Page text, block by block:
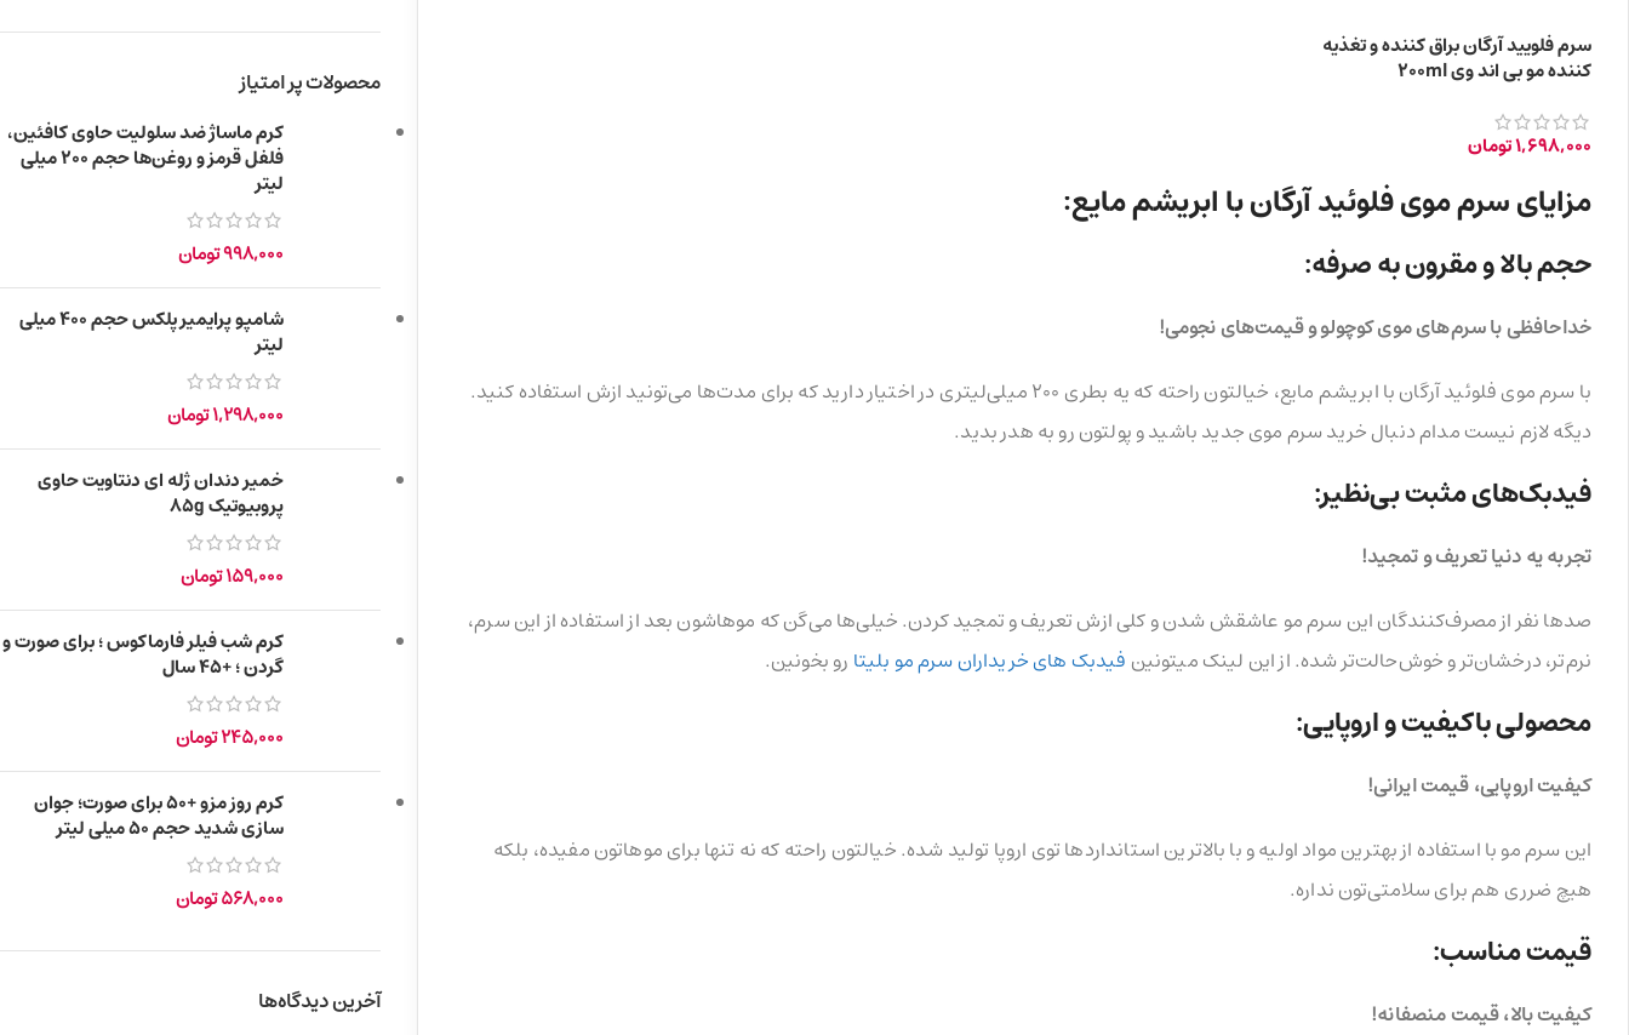
سرم فلویید آرگان براق کننده و تغذیه
کننده مو بی اند وی 200ml
1,698,000تومان
مزایای سرم موی فلوئید آرگان با ابریشم مایع:
حجم بالا و مقرون به صرفه:
خداحافظی با سرم‌های موی کوچولو و قیمت‌های نجومی!
با سرم موی فلوئید آرگان با ابریشم مایع، خیالتون راحته که یه بطری 200 میلی‌لیتری در اختیار دارید که برای مدت‌ها می‌تونید ازش استفاده کنید.
دیگه لازم نیست مدام دنبال خرید سرم موی جدید باشید و پولتون رو به هدر بدید.
فیدبک‌های مثبت بی‌نظیر:
تجربه یه دنیا تعریف و تمجید!
صدها نفر از مصرف‌کنندگان این سرم مو عاشقش شدن و کلی ازش تعریف و تمجید کردن. خیلی‌ها می‌گن که موهاشون بعد از استفاده از این سرم،
نرم‌تر، درخشان‌تر و خوش‌حالت‌تر شده. از این لینک میتونین فیدبک های خریداران سرم مو بلیتا رو بخونین.
محصولی باکیفیت و اروپایی:
کیفیت اروپایی، قیمت ایرانی!
این سرم مو با استفاده از بهترین مواد اولیه و با بالاترین استانداردها توی اروپا تولید شده. خیالتون راحته که نه تنها برای موهاتون مفیده، بلکه
هیچ ضرری هم برای سلامتی‌تون نداره.
قیمت مناسب:
کیفیت بالا، قیمت منصفانه!
محصولات پر امتیاز
کرم ماساژ ضد سلولیت حاوی کافئین،
فلفل قرمز و روغن‌ها حجم 200 میلی‌
لیتر
998,000تومان
شامپو پرایمیر پلکس حجم ۴۰۰ میلی
لیتر
1,298,000تومان
خمیر دندان ژله ای دنتاویت حاوی
پروبیوتیک 85g
159,000تومان
کرم شب فیلر فارماکوس ؛ برای صورت و
گردن ؛ +45 سال
245,000تومان
کرم روز مزو +50 برای صورت؛ جوان
سازی شدید حجم 50 میلی لیتر
568,000تومان
آخرین دیدگاه‌ها